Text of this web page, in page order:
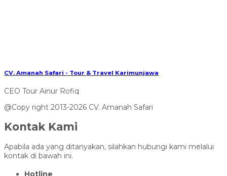
CV. Amanah Safari - Tour & Travel Karimunjawa
CEO Tour Ainur Rofiq
@Copy right 2013-2026 CV. Amanah Safari
Kontak Kami
Apabila ada yang ditanyakan, silahkan hubungi kami melalui
kontak di bawah ini.
Hotline